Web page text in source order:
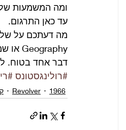
ומה המשמעות של
עד כאן התרגום.
Geography או שמא ב Beatles on Safari או אולי ב abracadabra? ומה עם Magic Circle?
דבר אחד בטוח.
#רולינגסטונס
1966
Revolver